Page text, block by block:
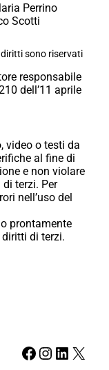
Perrino
Scotti
sono riservati
responsabile
dell’11 aprile
video o testi da
al fine di
e non violare
terzi. Per
nell’uso del
prontamente
di terzi.
Facebook Instagram LinkedIn X